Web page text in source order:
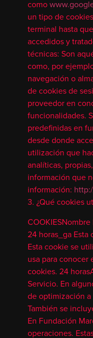
como
un tipo de
terminal hasta
accedidos y
técnicas: Son
como, por
navegación o
de cookies de
proveedor en
funcionalidades.
predefinidas en
desde donde
utilización que
analíticas,
información que
información:
3. ¿Qué cookies
24 horas_ga
Esta cookie se
usa para
cookies. 24
Servicio. En
de optimización
También se
En Fundación
operaciones.